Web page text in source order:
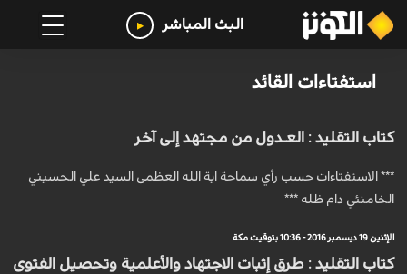
البث المباشر
استفتاءات القائد
كتاب التقليد : العـدول من مجتهد إلى آخر
*** الاستفتاءات حسب رأي سماحة اية الله العظمى السيد علي الحسيني
الخامنئي دام ظله ***
الإثنين 19 ديسمبر 2016 - 10:36 بتوقيت مكة
كتاب التقليد : طرق إثبات الاجتهاد والأعلمية وتحصيل الفتوى